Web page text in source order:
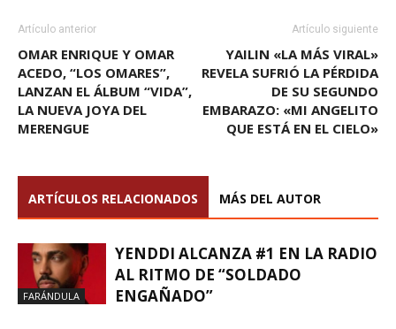
Artículo anterior
OMAR ENRIQUE Y OMAR
ACEDO, “LOS OMARES”,
LANZAN EL ÁLBUM “VIDA”,
LA NUEVA JOYA DEL
MERENGUE
Artículo siguiente
YAILIN «LA MÁS VIRAL»
REVELA SUFRIÓ LA PÉRDIDA
DE SU SEGUNDO
EMBARAZO: «MI ANGELITO
QUE ESTÁ EN EL CIELO»
ARTÍCULOS RELACIONADOS MÁS DEL AUTOR
FARÁNDULA
YENDDI ALCANZA #1 EN LA RADIO
AL RITMO DE “SOLDADO
ENGAÑADO”